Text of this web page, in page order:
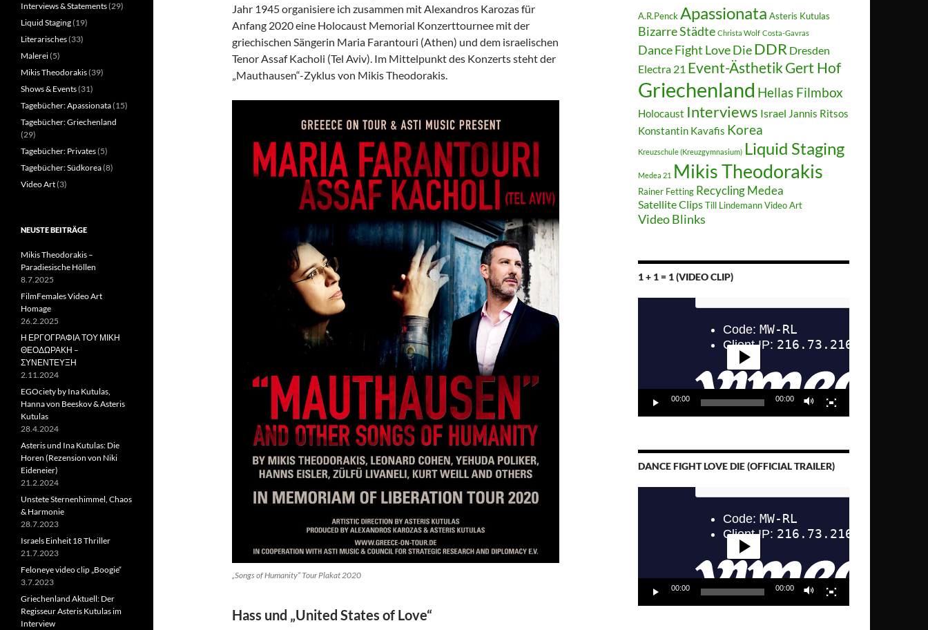
Jahr 1945 organisiere ich zusammen mit Alexandros Karozas für
Anfang 2020 eine Holocaust Memorial Konzerttournee mit der
griechischen Sängerin Maria Farantouri (Athen) und dem israelischen
Tenor Assaf Kacholi (Tel Aviv). Im Mittelpunkt des Konzerts steht der
„Mauthausen“-Zyklus von Mikis Theodorakis.
„Songs of Humanity“ Tour Plakat 2020
Hass und „United States of Love“
A.R.PenckApassionata Asteris Kutulas
Bizarre Städte Christa Wolf Costa-Gavras
Dance Fight Love Die DDR Dresden
Electra 21 Event-ÄsthetikGert Hof
Griechenland Hellas Filmbox
Holocaust Interviews Israel Jannis Ritsos
Konstantin Kavafis Korea
Kreuzschule (Kreuzgymnasium) Liquid Staging
Medea 21 Mikis Theodorakis
Rainer Fetting Recycling Medea
Satellite ClipsTill LindemannVideo Art
Video Blinks
1 + 1 = 1 (VIDEO CLIP)
00:00 00:00
DANCE FIGHT LOVE DIE (OFFICIAL TRAILER)
00:00 00:00
Interviews & Statements(29)
Liquid Staging(19)
Literarisches(33)
Malerei(5)
Mikis Theodorakis(39)
Shows & Events(31)
Tagebücher: Apassionata(15)
Tagebücher: Griechenland
(29)
Tagebücher: Privates(5)
Tagebücher: Südkorea(8)
Video Art(3)
NEUSTE BEITRÄGE
Mikis Theodorakis –
Paradiesische Höllen
8.7.2025
FilmFemales Video Art
Homage
26.2.2025
Η ΕΡΓΟΓΡΑΦΙΑ ΤΟΥ ΜΙΚΗ
ΘΕΟΔΩΡΑΚΗ –
ΣΥΝΕΝΤΕΥΞΗ
2.11.2024
EGOciety by Ina Kutulas,
Hanna von Beeskov & Asteris
Kutulas
28.4.2024
Asteris und Ina Kutulas: Die
Horen (Rezension von Niki
Eideneier)
21.2.2024
Unstete Sternenhimmel, Chaos
& Harmonie
28.7.2023
Israels Einheit 18 Thriller
21.7.2023
Feloneye video clip „Boogie“
3.7.2023
Griechenland Aktuell: Der
Regisseur Asteris Kutulas im
Interview